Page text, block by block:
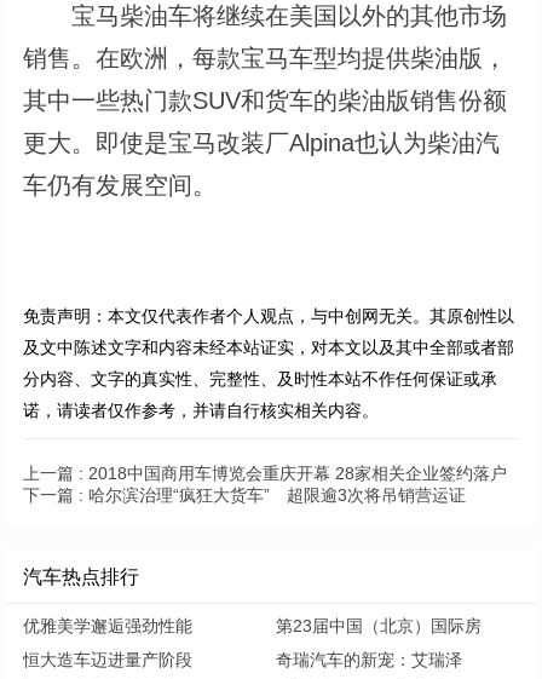
宝马柴油车将继续在美国以外的其他市场
销售。在欧洲，每款宝马车型均提供柴油版，
其中一些热门款SUV和货车的柴油版销售份额
更大。即使是宝马改装厂Alpina也认为柴油汽
车仍有发展空间。
免责声明：本文仅代表作者个人观点，与中创网无关。其原创性以
及文中陈述文字和内容未经本站证实，对本文以及其中全部或者部
分内容、文字的真实性、完整性、及时性本站不作任何保证或承
诺，请读者仅作参考，并请自行核实相关内容。
上一篇 : 2018中国商用车博览会重庆开幕 28家相关企业签约落户
下一篇 : 哈尔滨治理“疯狂大货车” 超限逾3次将吊销营运证
汽车热点排行
优雅美学邂逅强劲性能
第23届中国（北京）国际房
恒大造车迈进量产阶段
奇瑞汽车的新宠：艾瑞泽